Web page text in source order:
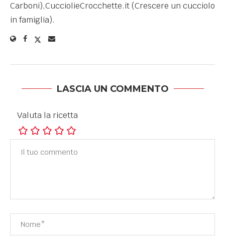
Carboni),CucciolieCrocchette.it (Crescere un cucciolo
in famiglia).
LASCIA UN COMMENTO
Valuta la ricetta